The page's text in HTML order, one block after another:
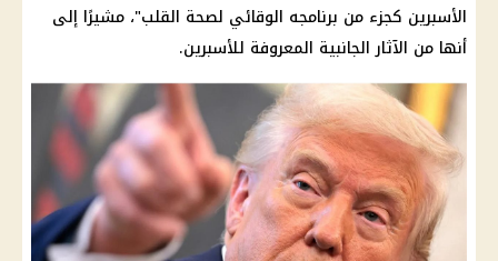
الأسبرين كجزء من برنامجه الوقائي لصحة القلب"، مشيرًا إلى
أنها من الآثار الجانبية المعروفة للأسبرين.